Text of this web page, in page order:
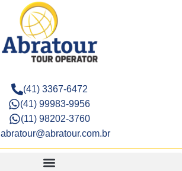
(41) 3367-6472
(41) 99983-9956
(11) 98202-3760
abratour@abratour.com.br